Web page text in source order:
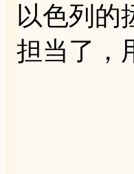
以色列的
担当了，